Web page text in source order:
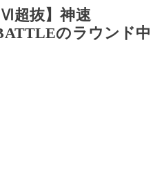
Ⅵ超抜】神速
のラウンド中